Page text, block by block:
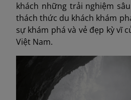
khách những trải nghiệm
thách thức du khách khám
sự khám phá và vẻ đẹp kỳ vĩ
Việt Nam.